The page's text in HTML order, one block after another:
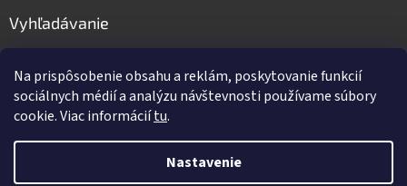
Na prispôsobenie obsahu a reklám, poskytovanie funkcií
sociálnych médií a analýzu návštevnosti používame súbory
cookie. Viac informáciítu.
Nastavenie
Vyhľadávanie
HĽADAŤ